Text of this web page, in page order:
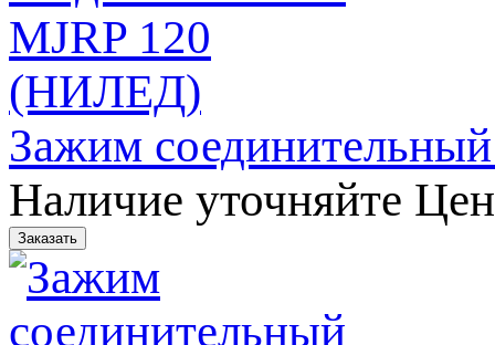
Зажим
Наличие уточняйте